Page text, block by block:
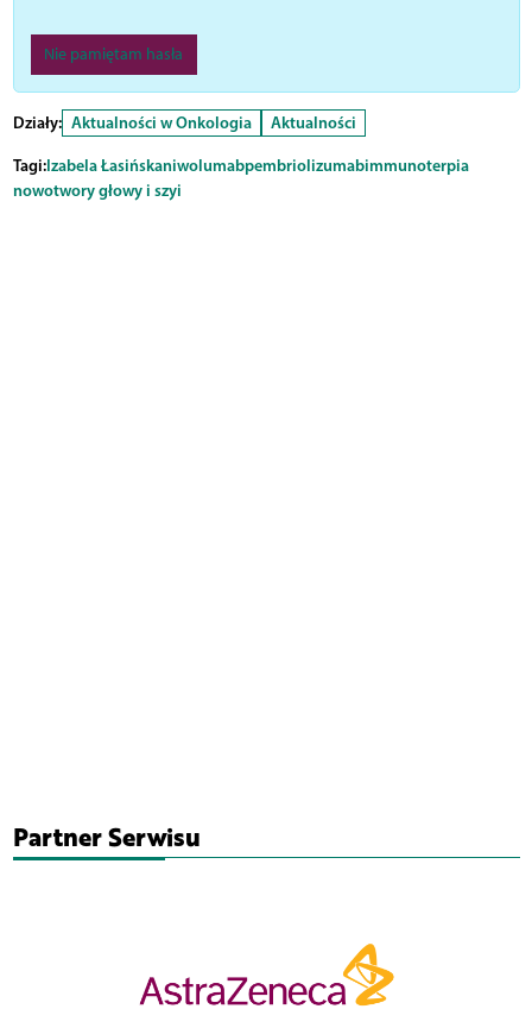
Nie pamiętam hasła
Działy: Aktualności w Onkologia
Aktualności
Tagi:Izabela Łasińskaniwolumabpembriolizumabimmunoterpia
nowotwory głowy i szyi
Partner Serwisu